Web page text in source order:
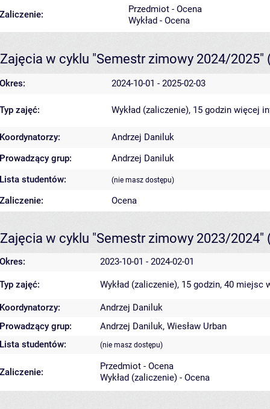
Zaliczenie:
Przedmiot - Ocena
Wykład - Ocena
Zajęcia w cyklu "Semestr zimowy 2024/2025"
Okres: 2024-10-01 - 2025-02-03
Typ zajęć: Wykład (zaliczenie), 15 godzin więcej
Koordynatorzy:
Andrzej Daniluk
Prowadzący grup:
Andrzej Daniluk
Lista studentów:
(nie masz dostępu)
Zaliczenie: Ocena
Zajęcia w cyklu "Semestr zimowy 2023/2024"
Okres: 2023-10-01 - 2024-02-01
Typ zajęć: Wykład (zaliczenie), 15 godzin, 40 miejsc
Koordynatorzy:
Andrzej Daniluk
Prowadzący grup:
Andrzej Daniluk, Wiesław Urban
Lista studentów:
(nie masz dostępu)
Zaliczenie:
Przedmiot - Ocena
Wykład (zaliczenie) - Ocena